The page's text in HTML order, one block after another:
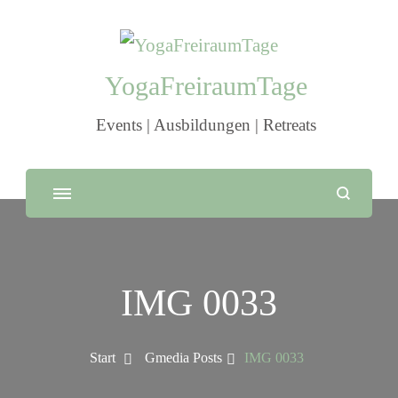
YogaFreiraumTage
Events | Ausbildungen | Retreats
IMG 0033
Start Gmedia Posts IMG 0033